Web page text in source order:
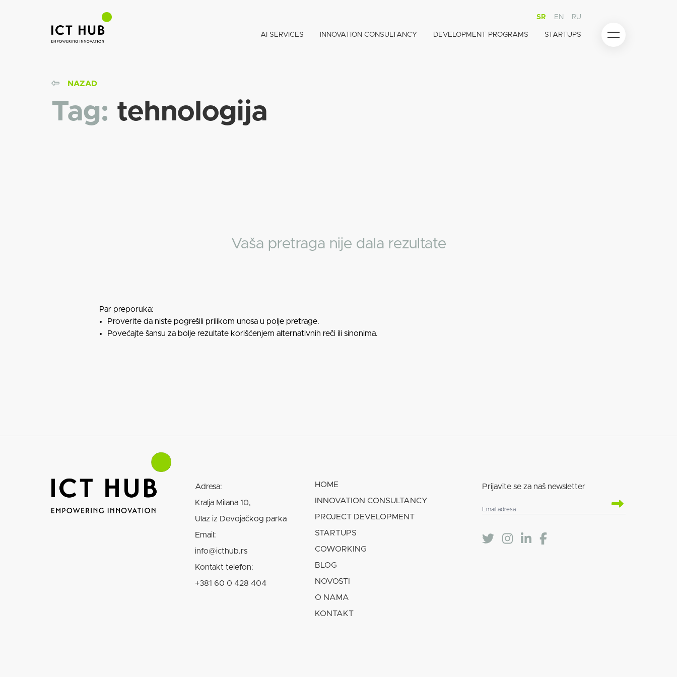
SR EN RU
AI SERVICES INNOVATION CONSULTANCY DEVELOPMENT PROGRAMS STARTUPS
NAZAD
Tag: tehnologija
Vaša pretraga nije dala rezultate
Par preporuka:
Proverite da niste pogrešili prilikom unosa u polje pretrage.
Povećajte šansu za bolje rezultate korišćenjem alternativnih reči ili sinonima.
Adresa:
Kralja Milana 10,
Ulaz iz Devojačkog parka
Email:
info@icthub.rs
Kontakt telefon:
+381 60 0 428 404
HOME
INNOVATION CONSULTANCY
PROJECT DEVELOPMENT
STARTUPS
COWORKING
BLOG
NOVOSTI
O NAMA
KONTAKT
Prijavite se za naš newsletter